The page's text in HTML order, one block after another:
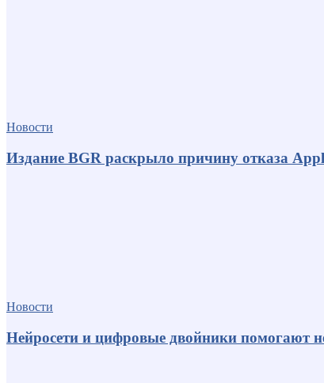
Новости
Издание BGR раскрыло причину отказа
Новости
Нейросети и цифровые двойники помогают